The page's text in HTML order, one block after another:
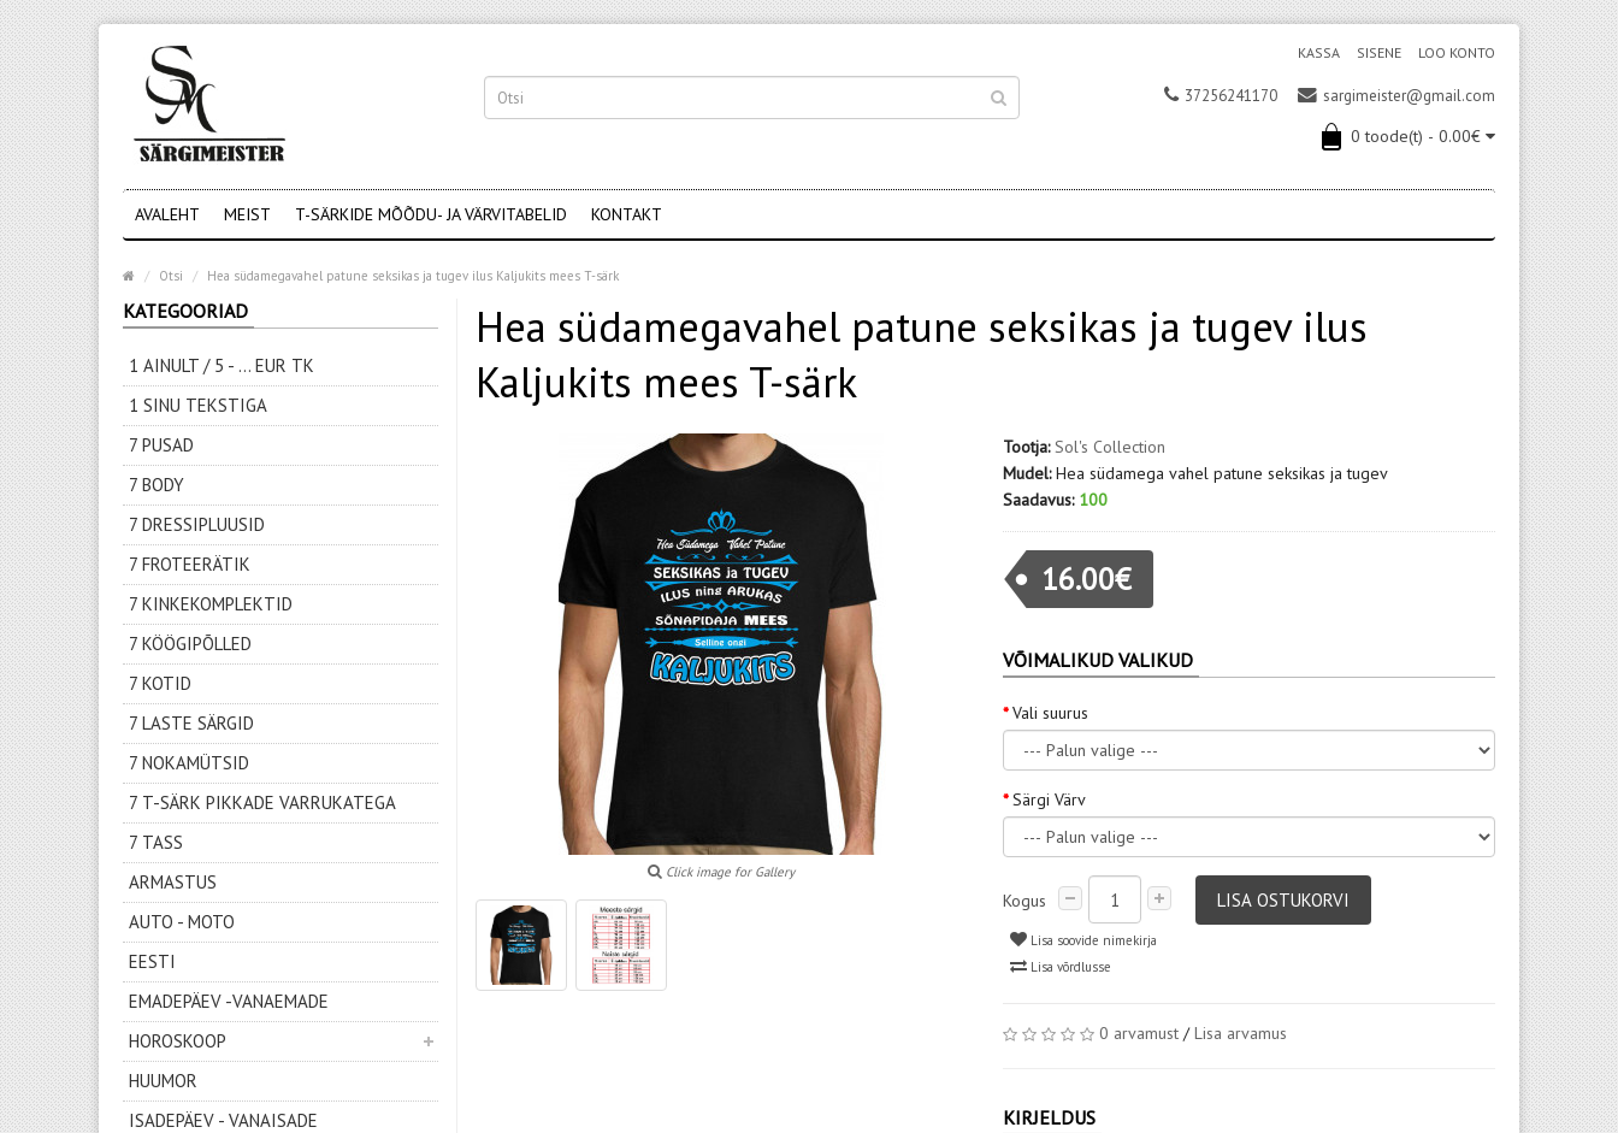
SISENE LOO KONTO
KASSA
37256241170 sargimeister@gmail.com
0 toode(t) - 0.00€
AVALEHT MEIST T-SÄRKIDE MÕÕDU- JA VÄRVITABELID KONTAKT
Otsi Hea südamegavahel patune seksikas ja tugev ilus Kaljukits mees T-särk
KATEGOORIAD
1 AINULT / 5 - ... EUR TK
1 SINU TEKSTIGA
7 PUSAD
7 BODY
7 DRESSIPLUUSID
7 FROTEERÄTIK
7 KINKEKOMPLEKTID
7 KÖÖGIPÕLLED
7 KOTID
7 LASTE SÄRGID
7 NOKAMÜTSID
7 T-SÄRK PIKKADE VARRUKATEGA
7 TASS
ARMASTUS
AUTO - MOTO
EESTI
EMADEPÄEV -VANAEMADE
HOROSKOOP
HUUMOR
ISADEPÄEV - VANAISADE
Hea südamegavahel patune seksikas ja tugev ilus
Kaljukits mees T-särk
Click image for Gallery
Tootja: Sol's Collection
Mudel: Hea südamega vahel patune seksikas ja tugev
Saadavus: 100
16.00€
VÕIMALIKUD VALIKUD
Vali suurus
Särgi Värv
Kogus LISA OSTUKORVI
Lisa soovide nimekirja
Lisa võrdlusse
0 arvamust /Lisa arvamus
KIRJELDUS